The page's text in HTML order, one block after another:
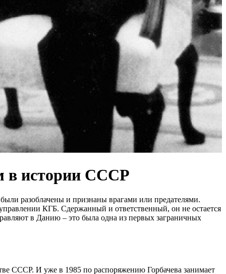
в истории СССР
разоблачены и признаны врагами или предателями.
КГБ. Сдержанный и ответственный, он не остается
в Данию – это была одна из первых заграничных
СССР. И уже в 1985 по распоряжению Горбачева занимает